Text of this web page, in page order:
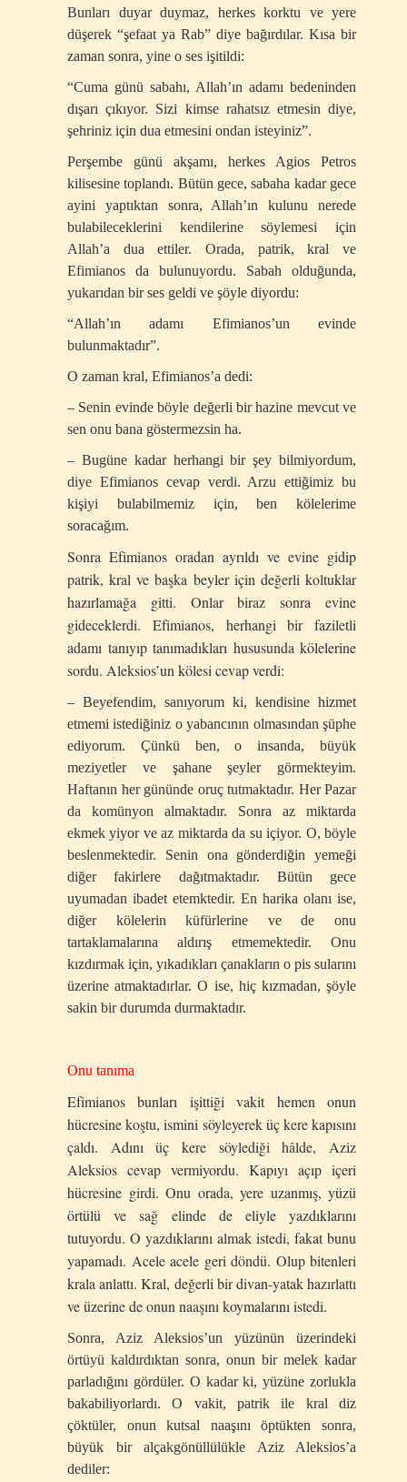
Bunları duyar duymaz, herkes korktu ve yere
düşerek “şefaat ya Rab” diye bağırdılar. Kısa bir
zaman sonra, yine o ses işitildi:
“Cuma günü sabahı, Allah’ın adamı bedeninden
dışarı çıkıyor. Sizi kimse rahatsız etmesin diye,
şehriniz için dua etmesini ondan isteyiniz”.
Perşembe günü akşamı, herkes Agios Petros
kilisesine toplandı. Bütün gece, sabaha kadar gece
ayini yaptıktan sonra, Allah’ın kulunu nerede
bulabileceklerini kendilerine söylemesi için
Allah’a dua ettiler. Orada, patrik, kral ve
Efimianos da bulunuyordu. Sabah olduğunda,
yukarıdan bir ses geldi ve şöyle diyordu:
“Allah’ın adamı Efimianos’un evinde
bulunmaktadır”.
O zaman kral, Efimianos’a dedi:
– Senin evinde böyle değerli bir hazine mevcut ve
sen onu bana göstermezsin ha.
– Bugüne kadar herhangi bir şey bilmiyordum,
diye Efimianos cevap verdi. Arzu ettiğimiz bu
kişiyi bulabilmemiz için, ben kölelerime
soracağım.
Sonra Efimianos oradan ayrıldı ve evine gidip
patrik, kral ve başka beyler için değerli koltuklar
hazırlamağa gitti. Onlar biraz sonra evine
gideceklerdi. Efimianos, herhangi bir faziletli
adamı tanıyıp tanımadıkları hususunda kölelerine
sordu. Aleksios’un kölesi cevap verdi:
– Beyefendim, sanıyorum ki, kendisine hizmet
etmemi istediğiniz o yabancının olmasından şüphe
ediyorum. Çünkü ben, o insanda, büyük
meziyetler ve şahane şeyler görmekteyim.
Haftanın her gününde oruç tutmaktadır. Her Pazar
da komünyon almaktadır. Sonra az miktarda
ekmek yiyor ve az miktarda da su içiyor. O, böyle
beslenmektedir. Senin ona gönderdiğin yemeği
diğer fakirlere dağıtmaktadır. Bütün gece
uyumadan ibadet etemktedir. En harika olanı ise,
diğer kölelerin küfürlerine ve de onu
tartaklamalarına aldırış etmemektedir. Onu
kızdırmak için, yıkadıkları çanakların o pis sularını
üzerine atmaktadırlar. O ise, hiç kızmadan, şöyle
sakin bir durumda durmaktadır.
Onu tanıma
Efimianos bunları işittiği vakit hemen onun
hücresine koştu, ismini söyleyerek üç kere kapısını
çaldı. Adını üç kere söylediği hâlde, Aziz
Aleksios cevap vermiyordu. Kapıyı açıp içeri
hücresine girdi. Onu orada, yere uzanmış, yüzü
örtülü ve sağ elinde de eliyle yazdıklarını
tutuyordu. O yazdıklarını almak istedi, fakat bunu
yapamadı. Acele acele geri döndü. Olup bitenleri
krala anlattı. Kral, değerli bir divan-yatak hazırlattı
ve üzerine de onun naaşını koymalarını istedi.
Sonra, Aziz Aleksios’un yüzünün üzerindeki
örtüyü kaldırdıktan sonra, onun bir melek kadar
parladığını gördüler. O kadar ki, yüzüne zorlukla
bakabiliyorlardı. O vakit, patrik ile kral diz
çöktüler, onun kutsal naaşını öptükten sonra,
büyük bir alçakgönüllülükle Aziz Aleksios’a
dediler: